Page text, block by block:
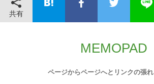
共有
MEMOPAD
ページからページへとリンクの張